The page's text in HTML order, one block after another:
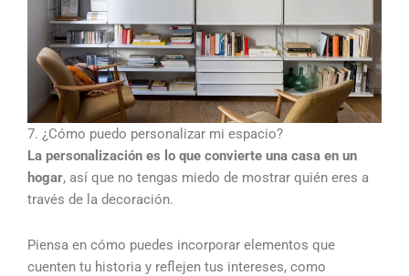
7. ¿Cómo puedo personalizar mi espacio?
La personalización es lo que convierte una casa en un
hogar, así que no tengas miedo de mostrar quién eres a
través de la decoración.
Piensa en cómo puedes incorporar elementos que
cuenten tu historia y reflejen tus intereses, como